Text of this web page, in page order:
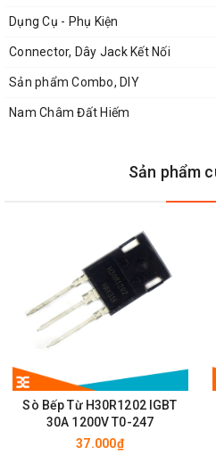
Dụng Cụ - Phụ Kiện
Connector, Dây Jack Kết Nối
Sản phẩm Combo, DIY
Nam Châm Đất Hiếm
Sản phẩm
Sò Bếp Từ H30R1202 IGBT
30A 1200V T0-247
37.000₫